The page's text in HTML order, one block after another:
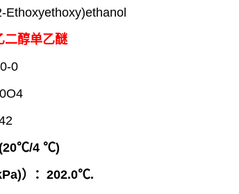
Ethoxyethoxy)ethanol
二醇单乙醚
0
(20℃/4 ℃)
）：202.0℃.